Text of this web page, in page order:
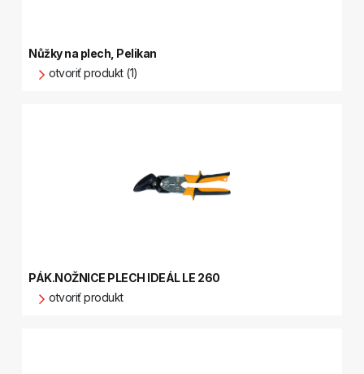
Nůžky na plech, Pelikan
otvoriť produkt (1)
PÁK.NOŽNICE PLECH IDEÁL LE 260
otvoriť produkt